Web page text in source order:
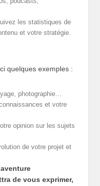
les statistiques de
et votre stratégie.
quelques exemples :
photographie…
et votre
opinion sur les sujets
de votre projet et
de vous exprimer,